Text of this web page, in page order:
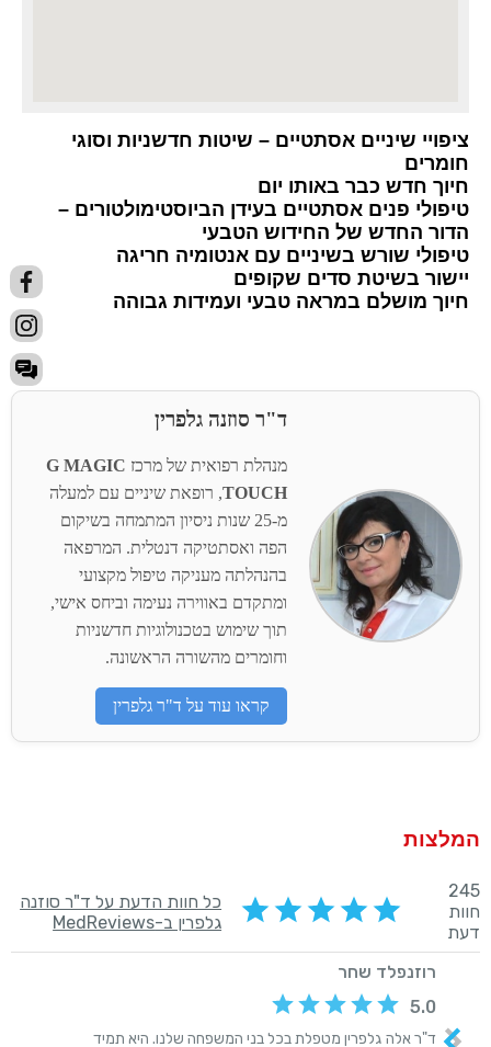
ציפויי שיניים אסתטיים – שיטות חדשניות וסוגי
חומרים
חיוך חדש כבר באותו יום
טיפולי פנים אסתטיים בעידן הביוסטימולטורים –
הדור החדש של החידוש הטבעי
טיפולי שורש בשיניים עם אנטומיה חריגה
יישור בשיטת סדים שקופים
חיוך מושלם במראה טבעי ועמידות גבוהה
ד"ר סוזנה גלפרין
מנהלת רפואית של מרכז G MAGIC
TOUCH, רופאת שיניים עם למעלה
מ-25 שנות ניסיון המתמחה בשיקום
הפה ואסתטיקה דנטלית. המרפאה
בהנהלתה מעניקה טיפול מקצועי
ומתקדם באווירה נעימה וביחס אישי,
תוך שימוש בטכנולוגיות חדשניות
וחומרים מהשורה הראשונה.
קראו עוד על ד"ר גלפרין
המלצות